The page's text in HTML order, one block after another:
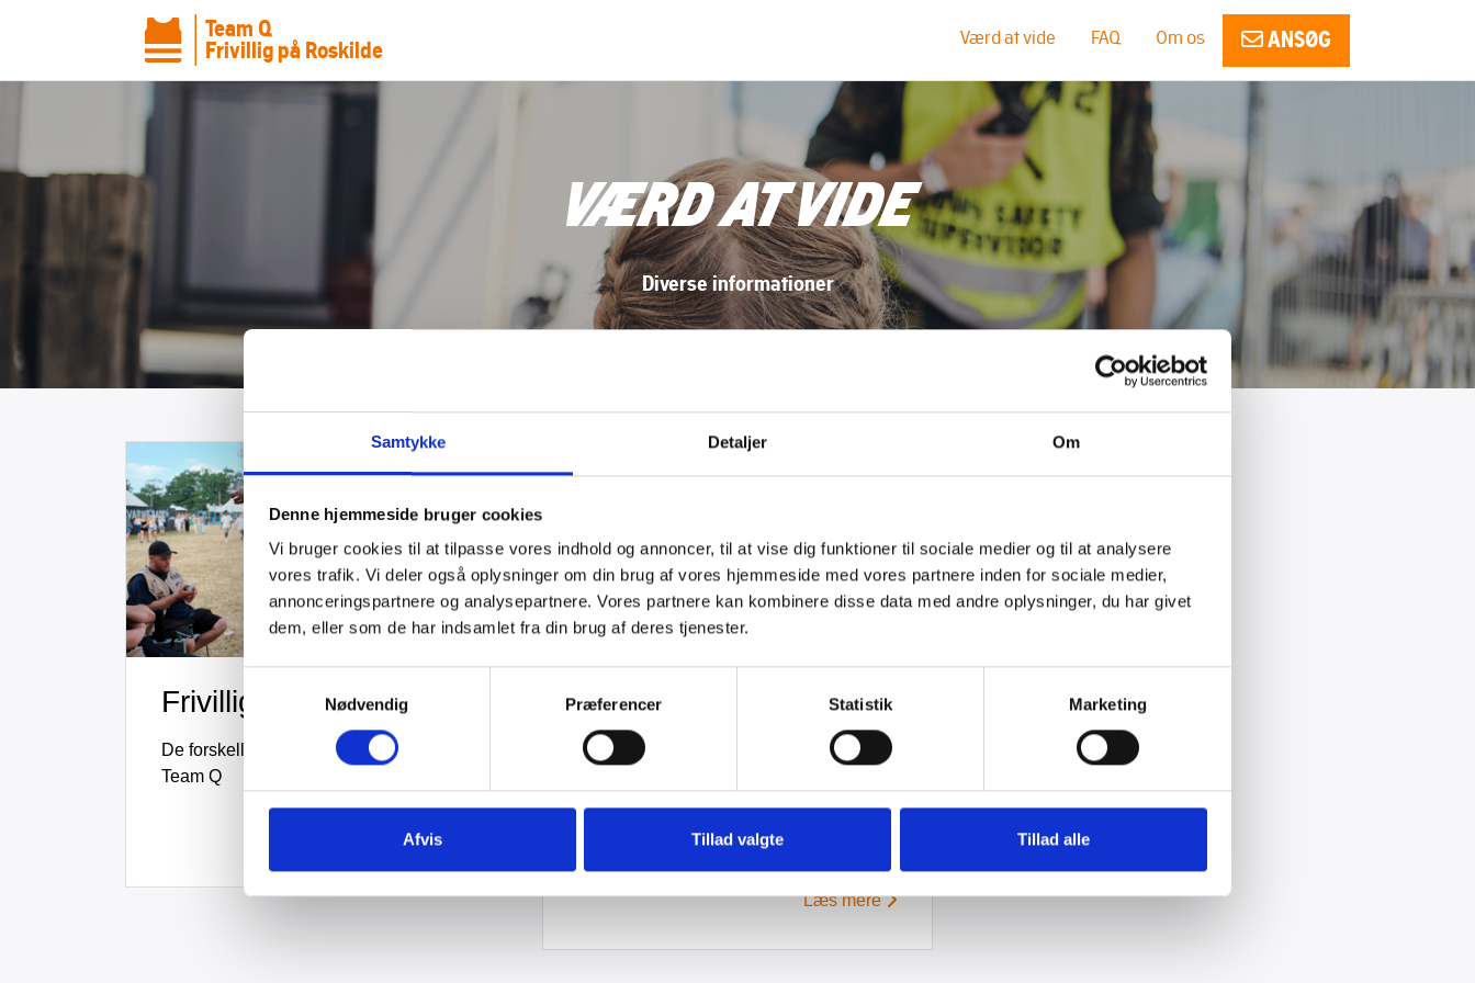
Samtykke Detaljer Om
Denne hjemmeside bruger cookies
Vi bruger cookies til at tilpasse vores indhold og annoncer, til at vise dig funktioner til sociale medier og til at analysere
vores trafik. Vi deler også oplysninger om din brug af vores hjemmeside med vores partnere inden for sociale medier,
annonceringspartnere og analysepartnere. Vores partnere kan kombinere disse data med andre oplysninger, du har givet
dem, eller som de har indsamlet fra din brug af deres tjenester.
Nødvendig
Præferencer Statistik Marketing
Afvis Tillad valgte Tillad alle
Team Q
Frivillig på Roskilde
Værd at vide FAQ Om os ANSØG
VÆRD AT VIDE
Diverse informationer
Frivilligroller i Team Q
De forskellige frivilligroller, vi tilbyder i
Team Q
Læs mere
Hvad er
Campingområde Q?
Kort information om Campingområde Q,
hvor det ligger, hvad området byder på,
og hvilken type camping det er.
Læs mere